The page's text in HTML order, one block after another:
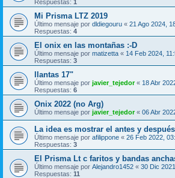
Respuestas: 1
Mi Prisma LTZ 2019
Último mensaje por dldiegouru « 21 Ago 2024,
Respuestas: 4
El onix en las montañas :-D
Último mensaje por matizetta « 14 Feb 2024,
Respuestas: 3
llantas 17"
Último mensaje por javier_tejedor« 18 Abr
Respuestas: 6
Onix 2022 (no Arg)
Último mensaje por javier_tejedor« 06 Abr
La idea es mostrar el antes y
Último mensaje por afilippone « 26 Feb 2022,
Respuestas: 3
El Prisma Lt c faritos y bandas
Último mensaje por Alejandro1452 « 30 Dic
Respuestas: 11